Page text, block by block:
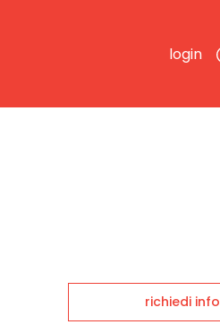
login
richiedi info